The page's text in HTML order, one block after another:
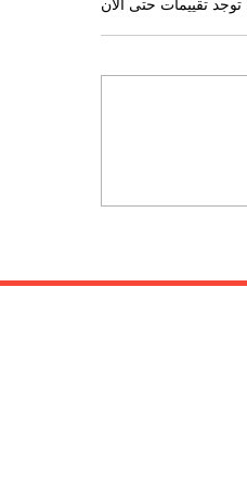
توجد تقييمات حتى الآن